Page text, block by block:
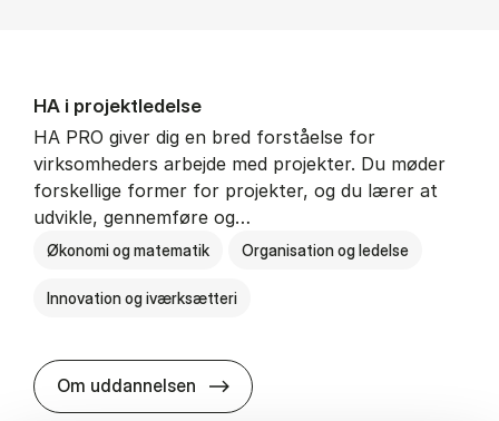
HA i pro­jekt­le­del­se
HA PRO giver dig en bred forståelse for
virksomheders arbejde med projekter. Du møder
forskellige former for projekter, og du lærer at
udvikle, gennemføre og…
Økonomi og matematik Organisation og ledelse
Innovation og iværksætteri
Om uddannelsen HA i pro­jekt­le­del­se